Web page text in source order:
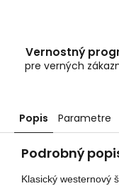
Vernostný
pre verných
Popis Parametre
Podrobný
Klasický westernový